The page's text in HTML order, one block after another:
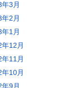
3月
2月
1月
年12月
年11月
年10月
9月